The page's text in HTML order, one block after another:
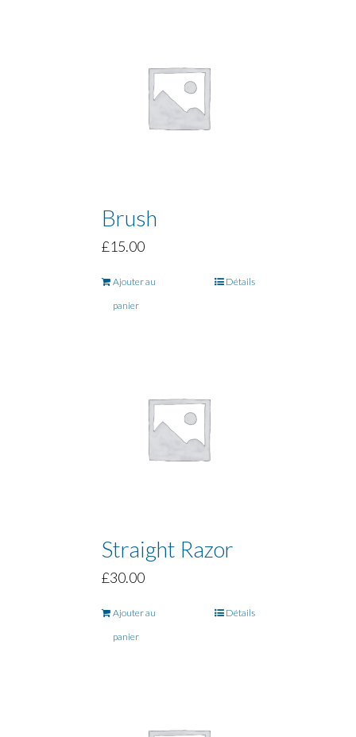
Brush
£15.00
Ajouter au
panier
Détails
Straight Razor
£30.00
Ajouter au
panier
Détails